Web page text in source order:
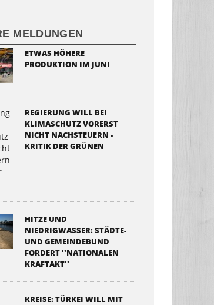
MELDUNGEN
ETWAS HÖHERE
PRODUKTION IM JUNI
REGIERUNG WILL BEI
KLIMASCHUTZ VORERST
NICHT NACHSTEUERN -
KRITIK DER GRÜNEN
HITZE UND
NIEDRIGWASSER: STÄDTE-
UND GEMEINDEBUND
FORDERT ''NATIONALEN
KRAFTAKT''
KREISE: TÜRKEI WILL MIT